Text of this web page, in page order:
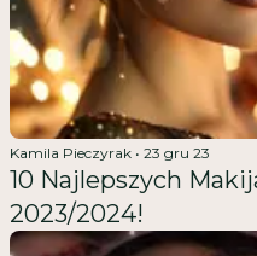
Kamila Pieczyrak • 23 gru 23
10 Najlepszych
2023/2024!